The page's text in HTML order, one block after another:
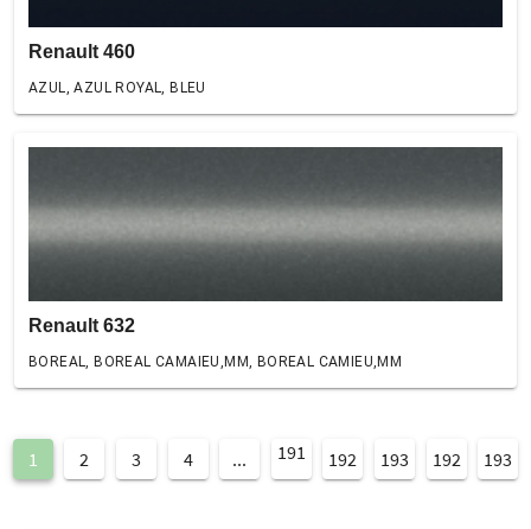
Renault 460
AZUL, AZUL ROYAL, BLEU
Renault 632
BOREAL, BOREAL CAMAIEU,MM, BOREAL CAMIEU,MM
1 2 3 4 ... 191 192 193 192 193